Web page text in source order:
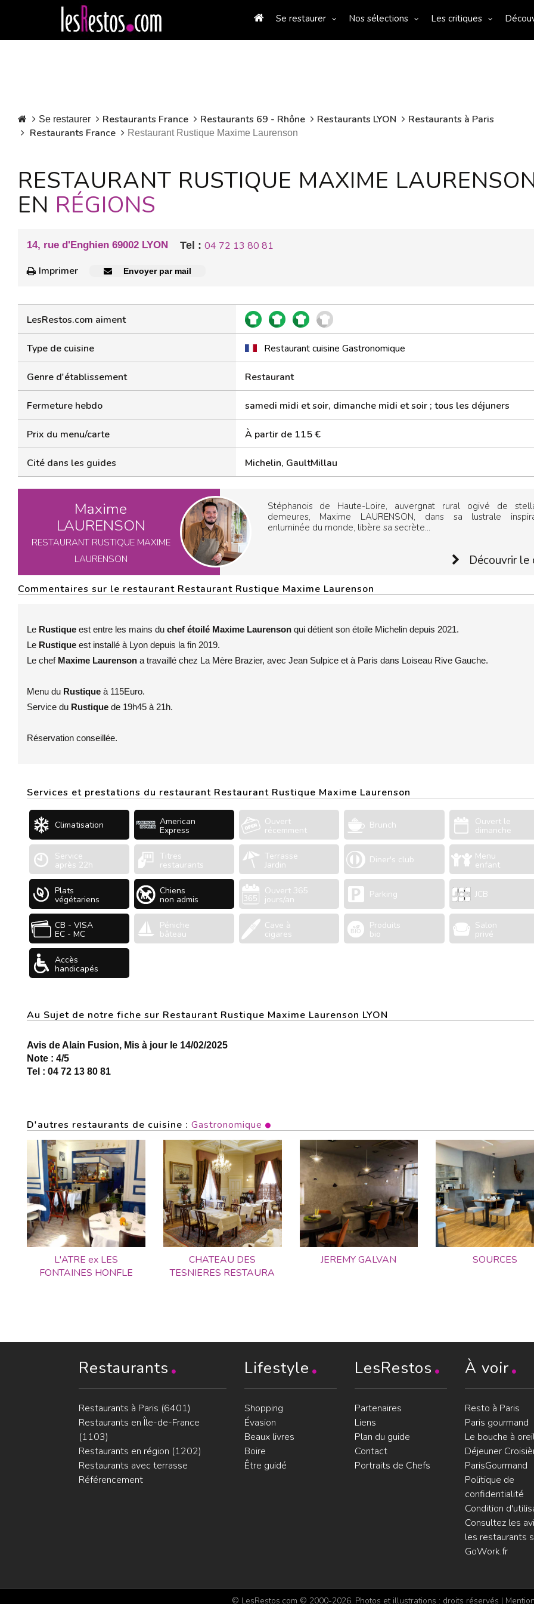
Se restaurer Nos sélections Les critiques
Se restaurer Restaurants France Restaurants 69 - Rhône Restaurants LYON
Restaurants à Paris
Restaurants France
Restaurant Rustique Maxime Laurenson
RESTAURANT RUSTIQUE MAXIME
EN RÉGIONS
14, rue d'Enghien 69002 LYON Tel : 04 72 13 80 81
Imprimer
Envoyer par mail
LesRestos.com aiment
Type de cuisine Restaurant cuisine Gastronomique
Genre d'établissement Restaurant
Fermeture hebdo samedi midi et soir, dimanche midi et soir ; tous les déjuners
Prix du menu/carte À partir de 115 €
Cité dans les guides Michelin, GaultMillau
Maxime
LAURENSON
RESTAURANT RUSTIQUE MAXIME
LAURENSON
Stéphanois de Haute-Loire, auvergnat rural ogivé de
demeures, Maxime LAURENSON, dans sa lustrale
enluminée du monde, libère sa secrète...
Découvrir le
Commentaires sur le restaurant Restaurant Rustique Maxime Laurenson
Le Rustique est entre les mains du chef étoilé Maxime Laurenson qui détient son étoile Michelin depuis 2021.
Le Rustique est installé à Lyon depuis la fin 2019.
Le chef Maxime Laurenson a travaillé chez La Mère Brazier, avec Jean Sulpice et à Paris dans Loiseau Rive Gauche.
Menu du Rustique à 115Euro.
Service du Rustique de 19h45 à 21h.
Réservation conseillée.
Services et prestations du restaurant Restaurant Rustique Maxime Laurenson
Climatisation American
Express
Ouvert
récemment Brunch Ouvert le
dimanche
Service
après 22h
Titres
restaurants
Terrasse
Jardin Diner's club Menu
enfant
Plats
végétariens
Chiens
non admis
Ouvert 365
jours/an Parking JCB
CB - VISA
EC - MC
Péniche
bâteau
Cave à
cigares
Produits
bio
Salon
privé
Accès
handicapés
Au Sujet de notre fiche sur Restaurant Rustique Maxime Laurenson LYON
Avis de Alain Fusion, Mis à jour le 14/02/2025
Note : 4/5
Tel : 04 72 13 80 81
D'autres restaurants de cuisine : Gastronomique
L'ATRE ex LES
FONTAINES HONFLE
CHATEAU DES
TESNIERES RESTAURA
JEREMY GALVAN SOURCES
Restaurants
Restaurants à Paris (6401)
Restaurants en Île-de-France
(1103)
Restaurants en région (1202)
Restaurants avec terrasse
Référencement
Lifestyle
Shopping
Évasion
Beaux livres
Boire
Être guidé
LesRestos
Partenaires
Liens
Plan du guide
Contact
Portraits de Chefs
À voir
Resto à Paris
Paris gourmand
Le bouche à
Déjeuner
ParisGourmand
Politique de
confidentialité
Condition
Consultez les
les restaurants
GoWork.fr
© LesRestos.com © 2000-2026. Photos et illustrations : droits réservés |